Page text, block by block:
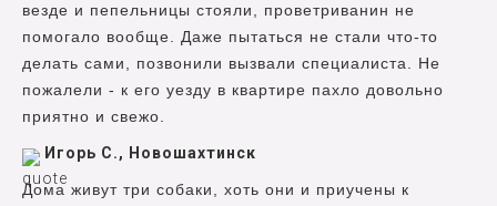
везде и пепельницы стояли, проветриванин не
помогало вообще. Даже пытаться не стали что-то
делать сами, позвонили вызвали специалиста. Не
пожалели - к его уезду в квартире пахло довольно
приятно и свежо.
Игорь С., Новошахтинск
Дома живут три собаки, хоть они и приучены к